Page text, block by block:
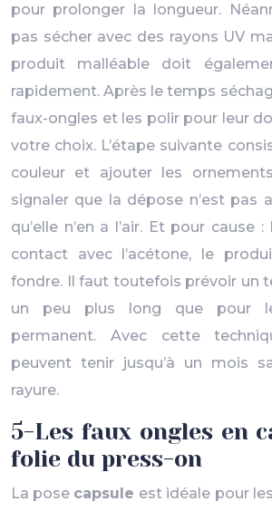
pour prolonger la longueur.
pas sécher avec des rayons UV
produit malléable doit
rapidement. Après le temps
faux-ongles et les polir pour leur
votre choix. L’étape suivante
couleur et ajouter les
signaler que la dépose n’est pas
qu’elle n’en a l’air. Et pour cause
contact avec l’acétone, le
fondre. Il faut toutefois prévoir un
un peu plus long que pour
permanent. Avec cette
peuvent tenir jusqu’à un mois
rayure.
5-Les faux ongles en
folie du press-on
La pose capsule est idéale pour